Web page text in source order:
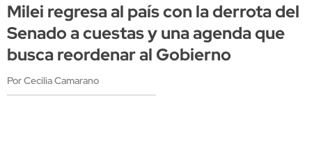
Milei regresa al país con la derrota del
Senado a cuestas y una agenda que
busca reordenar al Gobierno
Por Cecilia Camarano